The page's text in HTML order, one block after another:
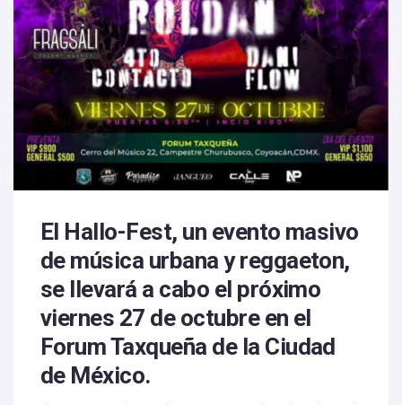
El Hallo-Fest, un evento masivo
de música urbana y reggaeton,
se llevará a cabo el próximo
viernes 27 de octubre en el
Forum Taxqueña de la Ciudad
de México.